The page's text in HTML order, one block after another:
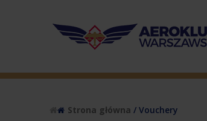
Strona główna / Vouchery